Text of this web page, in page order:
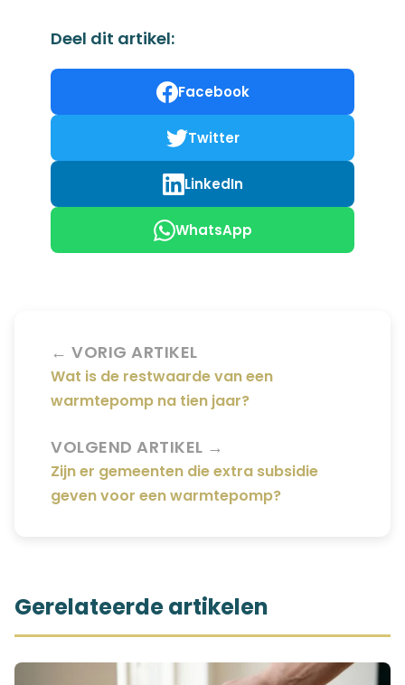
Deel dit artikel:
Facebook
Twitter
LinkedIn
WhatsApp
← VORIG ARTIKEL
Wat is de restwaarde van een
warmtepomp na tien jaar?
VOLGEND ARTIKEL →
Zijn er gemeenten die extra subsidie
geven voor een warmtepomp?
Gerelateerde artikelen